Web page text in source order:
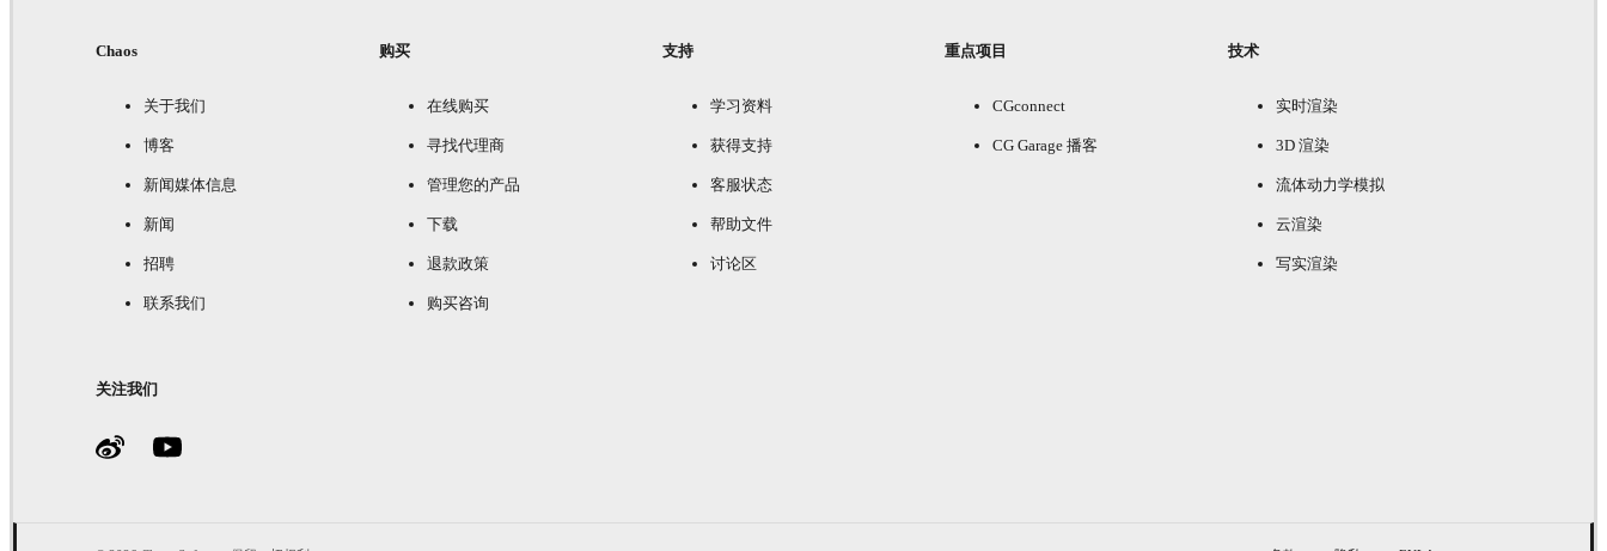
Chaos
关于我们
博客
新闻媒体信息
新闻
招聘
联系我们
购买
在线购买
寻找代理商
管理您的产品
下载
退款政策
购买咨询
支持
学习资料
获得支持
客服状态
帮助文件
讨论区
重点项目
CGconnect
CG Garage 播客
技术
实时渲染
3D 渲染
流体动力学模拟
云渲染
写实渲染
关注我们